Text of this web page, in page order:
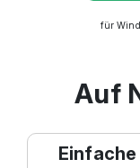
für
Auf